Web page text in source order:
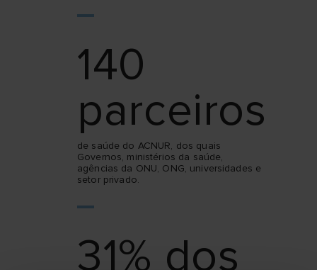
140
parceiros
de saúde do ACNUR, dos quais
Governos, ministérios da saúde,
agências da ONU, ONG, universidades e
setor privado.
31% dos